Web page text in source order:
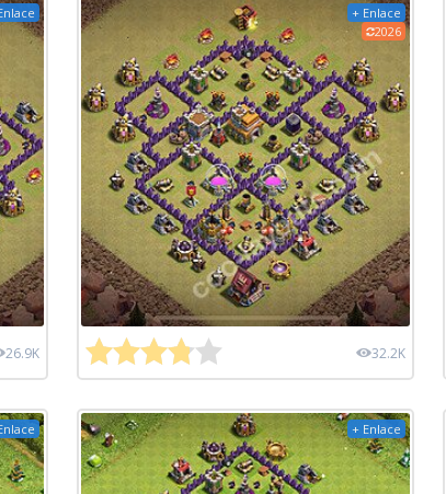
26.9K
+ Enlace
2026
32.2K
+ Enlace